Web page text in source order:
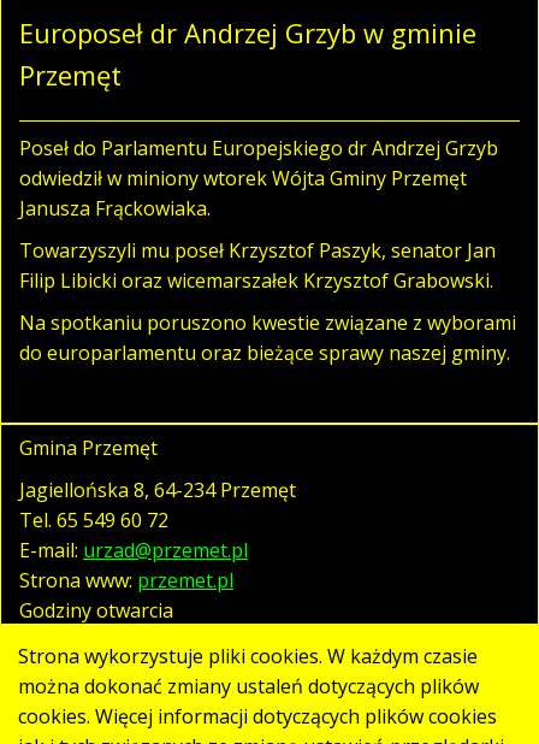
Europoseł dr Andrzej Grzyb w gminie
Przemęt
Poseł do Parlamentu Europejskiego dr Andrzej Grzyb
odwiedził w miniony wtorek Wójta Gminy Przemęt
Janusza Frąckowiaka.
Towarzyszyli mu poseł Krzysztof Paszyk, senator Jan
Filip Libicki oraz wicemarszałek Krzysztof Grabowski.
Na spotkaniu poruszono kwestie związane z wyborami
do europarlamentu oraz bieżące sprawy naszej gminy.
Gmina Przemęt
Jagiellońska 8, 64-234 Przemęt
Tel. 65 549 60 72
E-mail: urzad@przemet.pl
Strona www: przemet.pl
Godziny otwarcia
pn. - pt. 07:30 - 15:30
Polityka prywatności
Strona wykorzystuje pliki cookies. W każdym czasie
można dokonać zmiany ustaleń dotyczących plików
cookies. Więcej informacji dotyczących plików cookies